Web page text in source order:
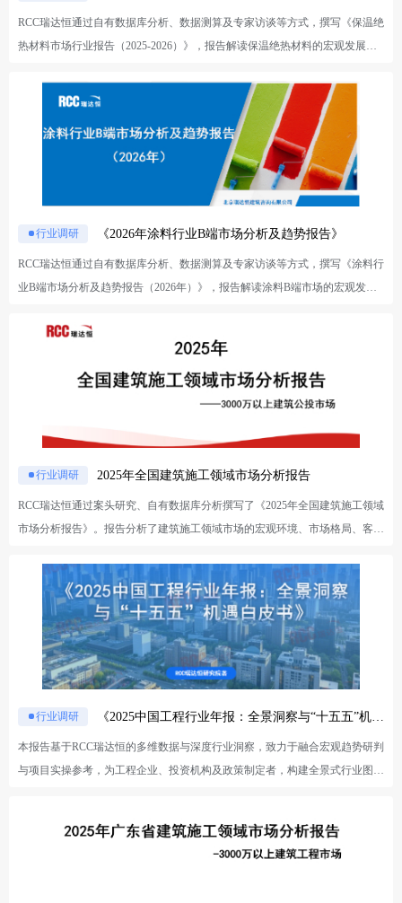
工程、金融、运维一体化综合服务；老旧梯更新、智能化维保需求持续爆发，
厂商加速从设备制造商向全生命周期服务商转型。 整体来看，国内电梯行业
数字化维保、绿色智能梯设备将成为中长期核心增长主线，区域动能向中西部
转移，产业竞争聚焦智慧低碳技术与全链条服务能力。
谈，以及RCC对当前市场的洞察，探讨行业未来走向、应用领域变化和所面临
的风险等
RCC瑞达恒通过自有数据库分析、数据测算及专家访谈等方式，撰写《保温绝
热材料市场行业报告（2025-2026）》，报告解读保温绝热材料的宏观发展环
产业链客户开展市场分析与业务开拓布局。
行业调研 《2026年涂料行业B端市场分析及趋势报告》
RCC瑞达恒通过自有数据库分析、数据测算及专家访谈等方式，撰写《涂料行
业B端市场分析及趋势报告（2026年）》，报告解读涂料B端市场的宏观发展
的B端重点应用领域的发展趋势进行详细分析，助力产业链客户开展市场分析
行业调研 2025年全国建筑施工领域市场分析报告
RCC瑞达恒通过案头研究、自有数据库分析撰写了《2025年全国建筑施工领域
市场分析报告》。报告分析了建筑施工领域市场的宏观环境、市场格局、客户
局。 本报告涵盖7个模块内容：第1部分，为宏观环境研究，综合分析建筑业
宏观指标、区域财政能力及政策影响，助力企业把握政策动向及落地方向；第
2部分，为市场格局洞察，主要解析公投资金分布、公投/民营市场基本面及营
商环境，让企业知道谁出钱、谁在干、干哪些领域；第3部分，为业施工企业
分析，通过梳理公招与民营市场中，头部施工企业名单及业主合作关系等，明
确展现“谁中标项目多”“谁跟民营业主合作多”等情况，帮企业对标同行找定
位；【RCC依托工程信息网推出民营市场施工企业分析，从报告期新开工项目
切入，分析承接民营业主项目的施工单位，助力企业锁定擅长做民企项目的同
行】；第4部分，为业主需求分析，通过分析政府/央国企和民企两大类业主的
省市、行业统计头部民营业主，助力企业锁定项目需求旺盛的民企业主】；第
5部分，为未来半年业主需求预测，依托RCC工程信息网的海量项目数据，结
行业调研
本报告基于RCC瑞达恒的多维数据与深度行业洞察，致力于融合宏观趋势研判
与项目实操参考，为工程企业、投资机构及政策制定者，构建全景式行业图